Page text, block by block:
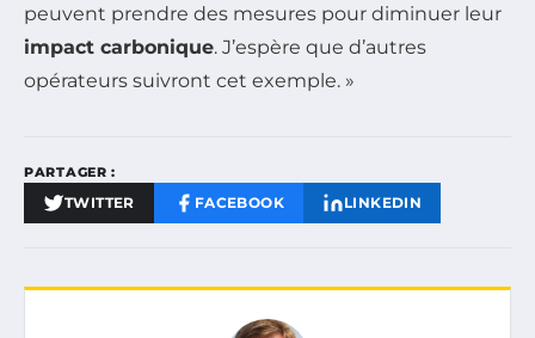
peuvent prendre des mesures pour diminuer leur
impact carbonique. J’espère que d’autres
opérateurs suivront cet exemple. »
PARTAGER :
TWITTER FACEBOOK LINKEDIN